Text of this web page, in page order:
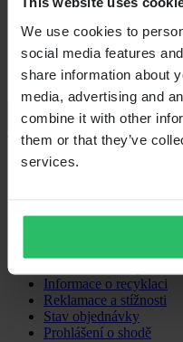
We use cookies to
social media features
share information about
media, advertising and
combine it with other
them or that they’ve
services.
Nákupy
Doprava a doručení
Informace o recyklaci
Reklamace a stížnosti
Stav objednávky
Prohlášení o shodě